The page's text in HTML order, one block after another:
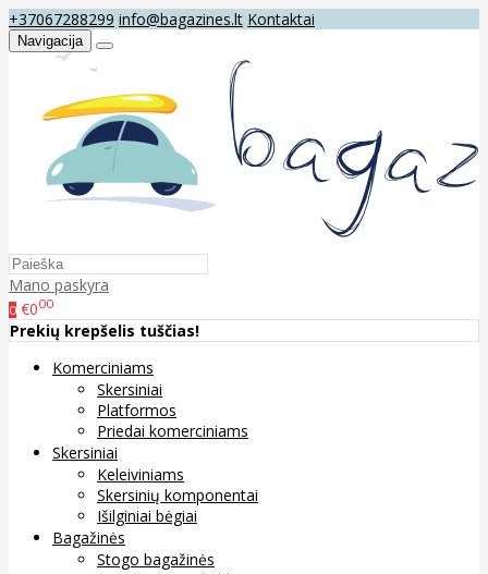
+37067288299 info@bagazines.lt Kontaktai
Navigacija
Mano paskyra
0 €000
Prekių krepšelis tuščias!
Komerciniams
Skersiniai
Platformos
Priedai komerciniams
Skersiniai
Keleiviniams
Skersinių komponentai
Išilginiai bėgiai
Bagažinės
Stogo bagažinės